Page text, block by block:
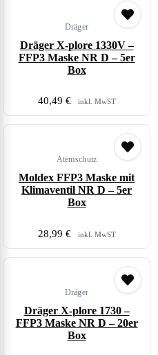
Dräger
Dräger X-plore 1330V –
FFP3 Maske NR D – 5er
Box
40,49 € inkl. MwST
Atemschutz
Moldex FFP3 Maske mit
Klimaventil NR D – 5er
Box
28,99 € inkl. MwST
Dräger
Dräger X-plore 1730 –
FFP3 Maske NR D – 20er
Box